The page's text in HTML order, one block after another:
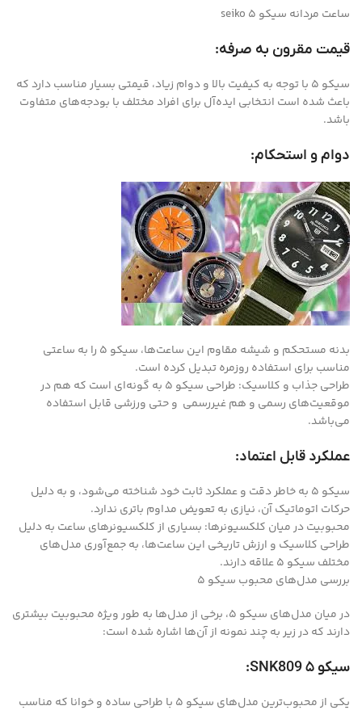
ساعت مردانه سیکو 5 seiko
قیمت مقرون به صرفه:
سیکو ۵ با توجه به کیفیت بالا و دوام زیاد، قیمتی بسیار مناسب دارد که
باعث شده است انتخابی ایده‌آل برای افراد مختلف با بودجه‌های متفاوت
باشد.
دوام و استحکام:
بدنه مستحکم و شیشه مقاوم این ساعت‌ها، سیکو ۵ را به ساعتی
مناسب برای استفاده روزمره تبدیل کرده است.
طراحی جذاب و کلاسیک: طراحی سیکو ۵ به گونه‌ای است که هم در
موقعیت‌های رسمی و هم غیررسمی و حتی ورزشی قابل استفاده
می‌باشد.
عملکرد قابل اعتماد:
سیکو ۵ به خاطر دقت و عملکرد ثابت خود شناخته می‌شود، و به دلیل
حرکات اتوماتیک آن، نیازی به تعویض مداوم باتری ندارد.
محبوبیت در میان کلکسیونرها: بسیاری از کلکسیونرهای ساعت به دلیل
طراحی کلاسیک و ارزش تاریخی این ساعت‌ها، به جمع‌آوری مدل‌های
مختلف سیکو ۵ علاقه دارند.
بررسی مدل‌های محبوب سیکو ۵
در میان مدل‌های سیکو ۵، برخی از مدل‌ها به طور ویژه محبوبیت بیشتری
دارند که در زیر به چند نمونه از آن‌ها اشاره شده است:
سیکو ۵ SNK809:
یکی از محبوب‌ترین مدل‌های سیکو ۵ با طراحی ساده و خوانا که مناسب